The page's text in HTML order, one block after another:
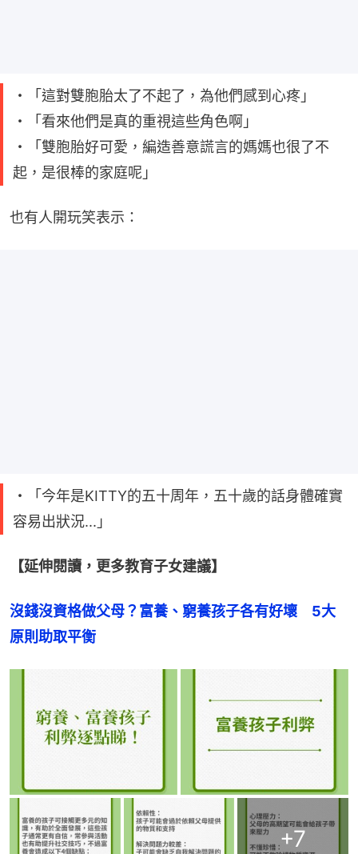
・「這對雙胞胎太了不起了，為他們感到心疼」
・「看來他們是真的重視這些角色啊」
・「雙胞胎好可愛，編造善意謊言的媽媽也很了不
起，是很棒的家庭呢」
也有人開玩笑表示：
・「今年是KITTY的五十周年，五十歲的話身體確實
容易出狀況...」
【延伸閱讀，更多教育子女建議】
沒錢沒資格做父母？富養、窮養孩子各有好壞　5大
原則助取平衡
+7